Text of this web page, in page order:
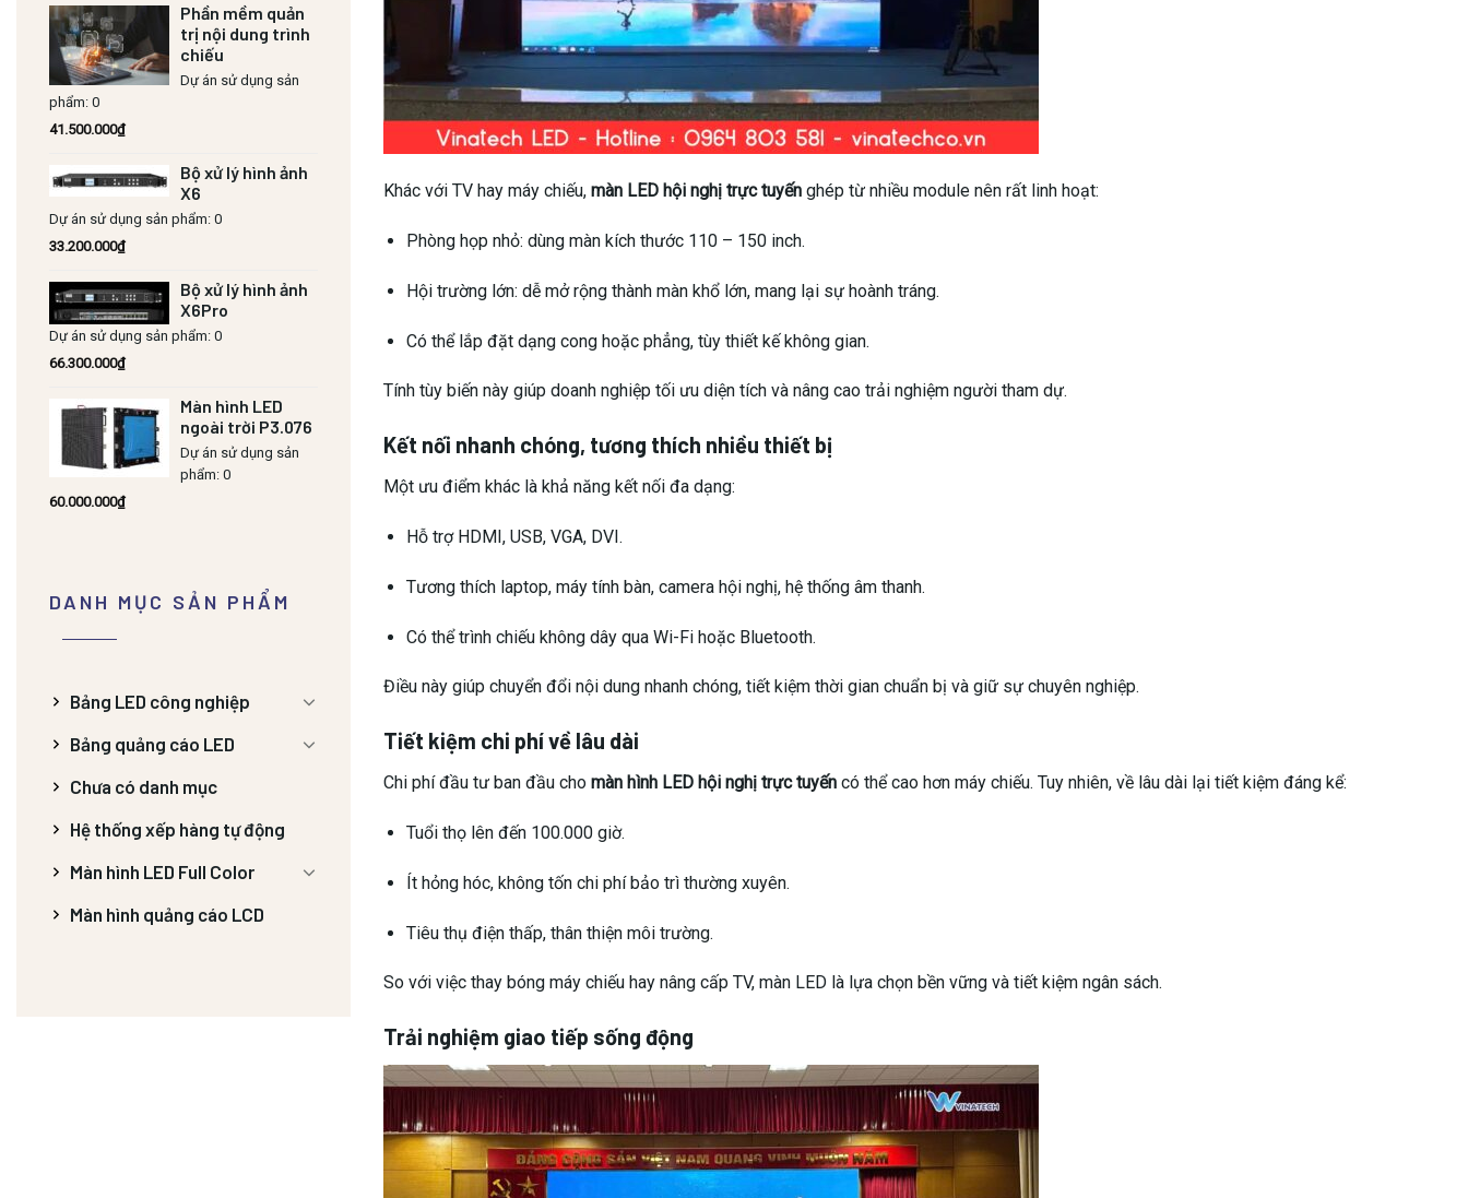
Phần mềm quản
trị nội dung trình
chiếu
Dự án sử dụng sản
phẩm: 0
41.500.000₫
Bộ xử lý hình ảnh
X6
Dự án sử dụng sản phẩm: 0
33.200.000₫
Bộ xử lý hình ảnh
X6Pro
Dự án sử dụng sản phẩm: 0
66.300.000₫
Màn hình LED
ngoài trời P3.076
Dự án sử dụng sản
phẩm: 0
60.000.000₫
DANH MỤC SẢN PHẨM
Bảng LED công nghiệp
Bảng quảng cáo LED
Chưa có danh mục
Hệ thống xếp hàng tự động
Màn hình LED Full Color
Màn hình quảng cáo LCD
Khác với TV hay máy chiếu, màn LED hội nghị trực tuyến ghép từ nhiều module nên rất linh hoạt:
Phòng họp nhỏ: dùng màn kích thước 110 – 150 inch.
Hội trường lớn: dễ mở rộng thành màn khổ lớn, mang lại sự hoành tráng.
Có thể lắp đặt dạng cong hoặc phẳng, tùy thiết kế không gian.
Tính tùy biến này giúp doanh nghiệp tối ưu diện tích và nâng cao trải nghiệm người tham dự.
Kết nối nhanh chóng, tương thích nhiều thiết bị
Một ưu điểm khác là khả năng kết nối đa dạng:
Hỗ trợ HDMI, USB, VGA, DVI.
Tương thích laptop, máy tính bàn, camera hội nghị, hệ thống âm thanh.
Có thể trình chiếu không dây qua Wi-Fi hoặc Bluetooth.
Điều này giúp chuyển đổi nội dung nhanh chóng, tiết kiệm thời gian chuẩn bị và giữ sự chuyên nghiệp.
Tiết kiệm chi phí về lâu dài
Chi phí đầu tư ban đầu cho màn hình LED hội nghị trực tuyến có thể cao hơn máy chiếu. Tuy nhiên, về lâu dài lại tiết kiệm đáng kể:
Tuổi thọ lên đến 100.000 giờ.
Ít hỏng hóc, không tốn chi phí bảo trì thường xuyên.
Tiêu thụ điện thấp, thân thiện môi trường.
So với việc thay bóng máy chiếu hay nâng cấp TV, màn LED là lựa chọn bền vững và tiết kiệm ngân sách.
Trải nghiệm giao tiếp sống động